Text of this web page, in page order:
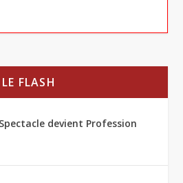
LE FLASH
devient Profession